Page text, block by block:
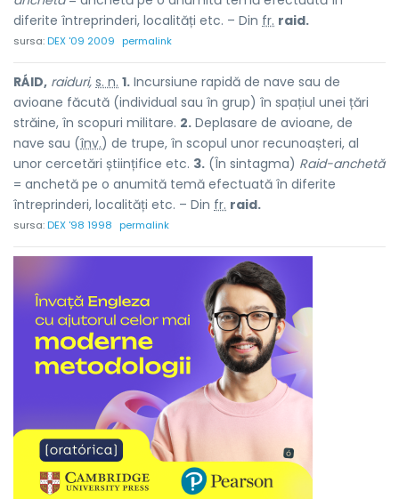
diferite întreprinderi, localități etc. – Din fr. raid.
sursa:DEX '09 2009 permalink
RÁID, raiduri, s. n. 1. Incursiune rapidă de nave sau de
avioane făcută (individual sau în grup) în spațiul unei țări
străine, în scopuri militare. 2. Deplasare de avioane, de
nave sau (înv.) de trupe, în scopul unor recunoașteri, al
unor cercetări științifice etc. 3. (În sintagma) Raid-anchetă
= anchetă pe o anumită temă efectuată în diferite
întreprinderi, localități etc. – Din fr. raid.
sursa:DEX '98 1998 permalink